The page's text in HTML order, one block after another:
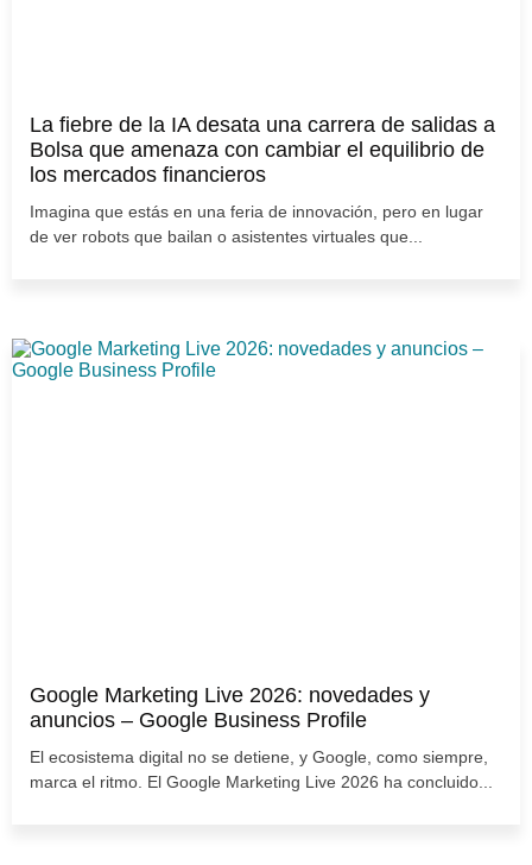
La fiebre de la IA desata una carrera de salidas a
Bolsa que amenaza con cambiar el equilibrio de
los mercados financieros
Imagina que estás en una feria de innovación, pero en lugar
de ver robots que bailan o asistentes virtuales que...
Google Marketing Live 2026: novedades y
anuncios – Google Business Profile
El ecosistema digital no se detiene, y Google, como siempre,
marca el ritmo. El Google Marketing Live 2026 ha concluido...